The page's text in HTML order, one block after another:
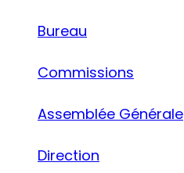
Bureau
Commissions
Assemblée Générale
Direction